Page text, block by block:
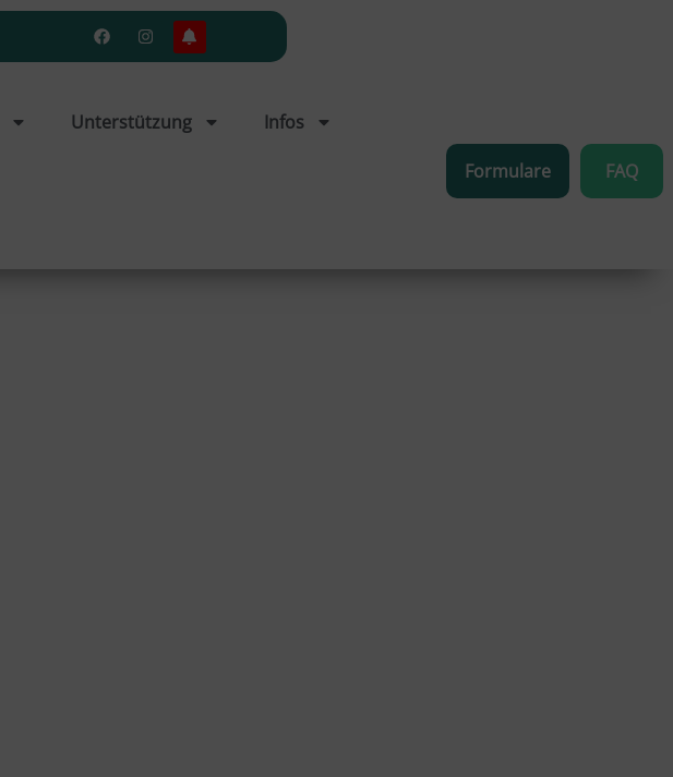
Unterstützung Infos
Formulare FAQ